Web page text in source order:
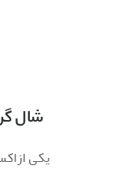
شال
یکی از